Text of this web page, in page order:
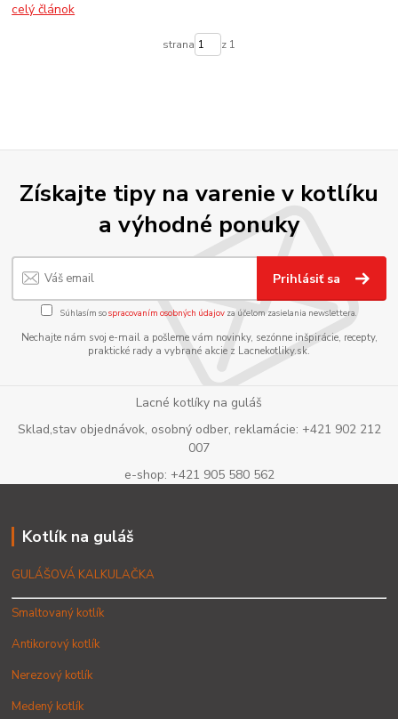
celý článok
strana z 1
Získajte tipy na varenie v kotlíku
a výhodné ponuky
Prihlásiť sa
Súhlasím sospracovaním osobných údajov za účelom zasielania newslettera.
Nechajte nám svoj e-mail a pošleme vám novinky, sezónne inšpirácie, recepty,
praktické rady a vybrané akcie z Lacnekotliky.sk.
Lacné kotlíky na guláš
Sklad,stav objednávok, osobný odber, reklamácie: +421 902 212
007
e-shop: +421 905 580 562
Kotlík na guláš
GULÁŠOVÁ KALKULAČKA
Smaltovaný kotlík
Antikorový kotlík
Nerezový kotlík
Medený kotlík